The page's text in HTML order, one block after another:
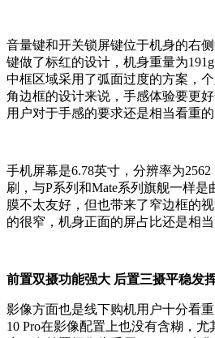
音量键和开关锁屏键位于机身的右
键做了标红的设计，机身重量为
中框区域采用了弧面过度的方案，
角边框的设计来说，手感体验要更
用户对于手感的要求还是相当看重的
手机屏幕是6.78英寸，分辨率为2562
刷，与P系列和Mate系列旗舰一样
膜不太友好，但也带来了窄边框的
的很窄，机身正面的屏占比还是相当
前置双摄功能强大 后置三摄平稳发
影像方面也是线下购机用户十分看
10 Pro在影像配置上也没有含糊，尤